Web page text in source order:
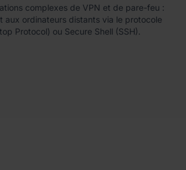
complexes de VPN et de pare-feu :
aux ordinateurs distants via le protocole
Protocol) ou Secure Shell (SSH).